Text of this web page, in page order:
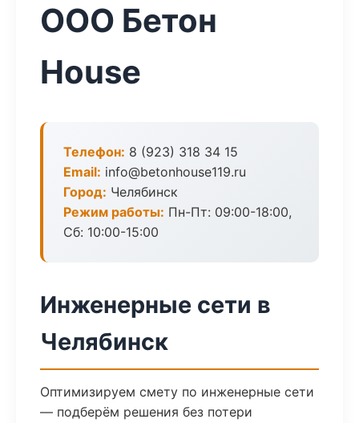
ООО Бетон
House
Телефон: 8 (923) 318 34 15
Email: info@betonhouse119.ru
Город: Челябинск
Режим работы: Пн-Пт: 09:00-18:00,
Сб: 10:00-15:00
Инженерные сети в
Челябинск
Оптимизируем смету по инженерные сети
— подберём решения без потери